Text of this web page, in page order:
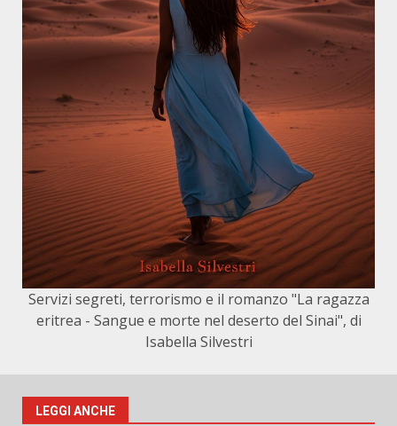
Servizi segreti, terrorismo e il romanzo "La ragazza
eritrea - Sangue e morte nel deserto del Sinai", di
Isabella Silvestri
LEGGI ANCHE